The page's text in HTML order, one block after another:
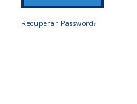
Recuperar Password?